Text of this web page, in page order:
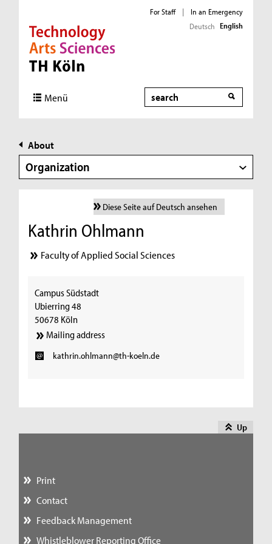
Direkt zur Hauptnavigation
Direkt zur Subnavigation
Direkt zum Inhalt
Direkt zum Fußbereich
For Staff |
In an Emergency
Deutsch English
Menü Search
About
Organization
Diese Seite auf Deutsch ansehen
Kathrin Ohlmann
Faculty of Applied Social Sciences
Campus Südstadt
Ubierring 48
50678 Köln
Mailing address
kathrin.ohlmann@th-koeln.de
Up
Print
Contact
Feedback Management
Whistleblower Reporting Office